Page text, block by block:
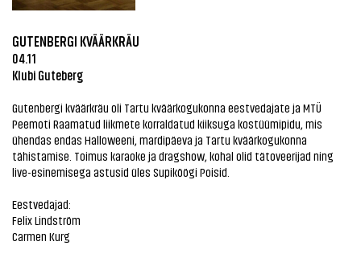
GUTENBERGI KVÄÄRKRÄU
04.11
Klubi Guteberg
Gutenbergi kväärkräu oli Tartu kväärkogukonna eestvedajate ja MTÜ
Peemoti Raamatud liikmete korraldatud kiiksuga kostüümipidu, mis
ühendas endas Halloweeni, mardipäeva ja Tartu kväärkogukonna
tähistamise. Toimus karaoke ja dragshow, kohal olid tätoveerijad ning
live-esinemisega astusid üles Supiköögi Poisid.
Eestvedajad:
Felix Lindström
Carmen Kurg